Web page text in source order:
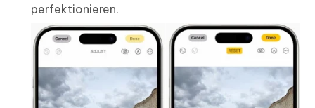
perfektionieren.